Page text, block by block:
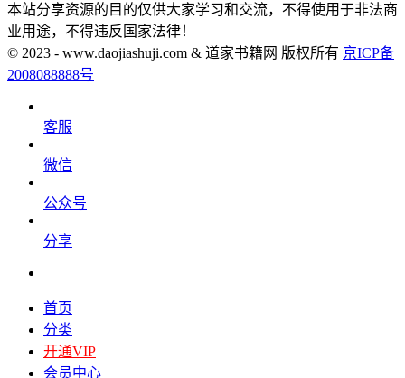
本站分享资源的目的仅供大家学习和交流，不得使用于非法商
业用途，不得违反国家法律！
© 2023 - www.daojiashuji.com & 道家书籍网 版权所有 京ICP备
2008088888号
客服
微信
公众号
分享
首页
分类
开通VIP
会员中心